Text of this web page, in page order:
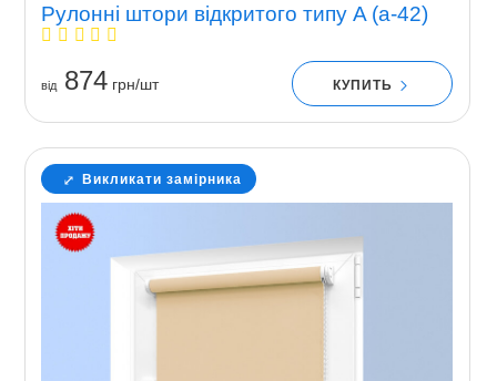
Рулонні штори відкритого типу A (a-42)
вiд874грн/шт КУПИТЬ
Викликати замірника